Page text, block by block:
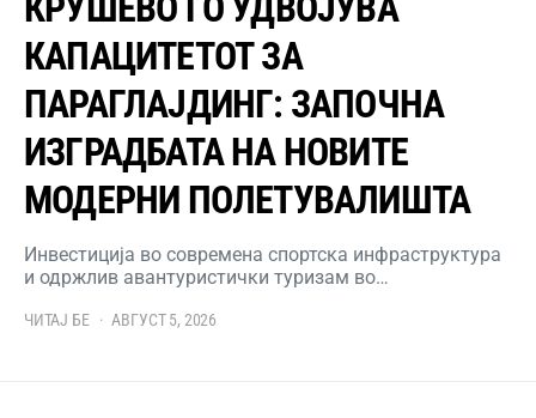
КАПАЦИТЕТОТ ЗА
ПАРАГЛАЈДИНГ: ЗАПОЧНА
ИЗГРАДБАТА НА НОВИТЕ
МОДЕРНИ ПОЛЕТУВАЛИШТА
Инвестиција во современа спортска инфраструктура
и одржлив авантуристички туризам во…
ЧИТАЈ БЕ АВГУСТ 5, 2026